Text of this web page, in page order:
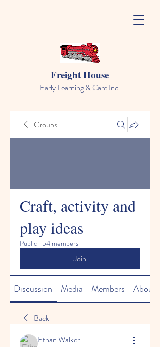
Freight House
Early Learning & Care Inc.
Groups
Craft, activity and
play ideas
Public · 54 members
Join
Discussion Media Members About
Back
Ethan Walker